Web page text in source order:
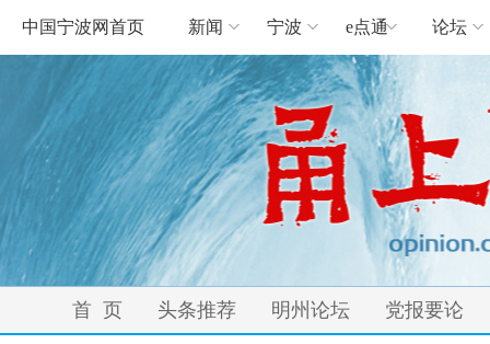
中国宁波网首页 新闻 宁波 e点通 论坛
首 页 头条推荐 明州论坛 党报要论